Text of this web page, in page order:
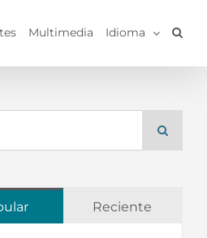
Multimedia Idioma
Reciente